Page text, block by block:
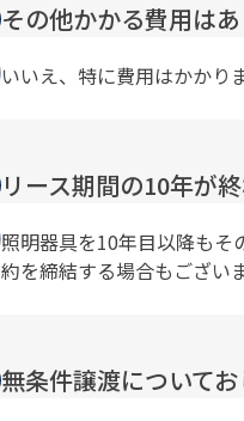
その他かかる費用は
いいえ、特に費用はかかり
リース期間の10年が
照明器具を10年目以降もそ
約を締結する場合もございま
無条件譲渡について